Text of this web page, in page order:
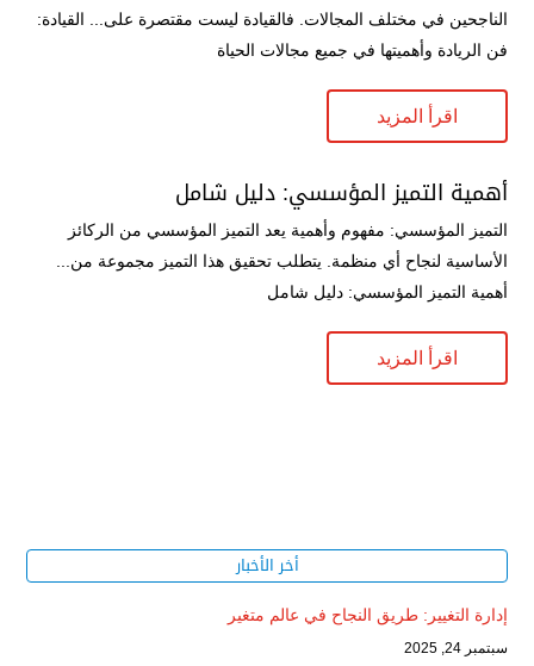
الناجحين في مختلف المجالات. فالقيادة ليست مقتصرة على... القيادة:
فن الريادة وأهميتها في جميع مجالات الحياة
اقرأ المزيد
أهمية التميز المؤسسي: دليل شامل
التميز المؤسسي: مفهوم وأهمية يعد التميز المؤسسي من الركائز
الأساسية لنجاح أي منظمة. يتطلب تحقيق هذا التميز مجموعة من...
أهمية التميز المؤسسي: دليل شامل
اقرأ المزيد
أخر الأخبار
إدارة التغيير: طريق النجاح في عالم متغير
سبتمبر 24, 2025